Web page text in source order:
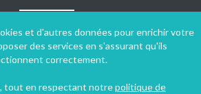
et d'autres données pour enrichir votre
des services en s'assurant qu'ils
correctement.
tout en respectant notrepolitique de